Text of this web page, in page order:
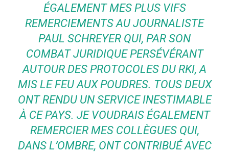
ÉGALEMENT MES PLUS VIFS
REMERCIEMENTS AU JOURNALISTE
PAUL SCHREYER QUI, PAR SON
COMBAT JURIDIQUE PERSÉVÉRANT
AUTOUR DES PROTOCOLES DU RKI, A
MIS LE FEU AUX POUDRES. TOUS DEUX
ONT RENDU UN SERVICE INESTIMABLE
À CE PAYS. JE VOUDRAIS ÉGALEMENT
REMERCIER MES COLLÈGUES QUI,
DANS L’OMBRE, ONT CONTRIBUÉ AVEC